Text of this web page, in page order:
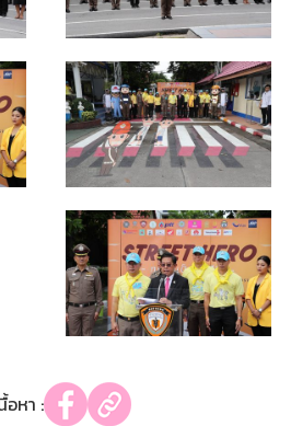
อหา :